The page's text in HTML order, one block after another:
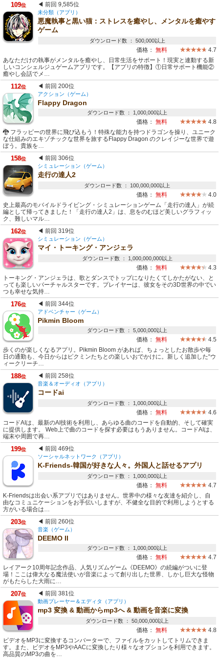
109位 ◀ 前回 9,585位
未分類（アプリ）
悪魔執事と黒い猫：ストレスを癒やし、メンタルを癒やす
ゲーム
ダウンロード数 ： 500,000以上
価格： 無料
4.7
あなただけの執事がメンタルを癒やし、日常生活をサポート！現実と連動する新
しいコンシェルジュゲームアプリです。【アプリの特徴】①日常サポート機能②
癒やし会話でメ…
112位 ◀ 前回 200位
アクション（ゲーム）
Flappy Dragon
ダウンロード数 ： 1,000,000以上
価格： 無料
4.8
🐉 フラッピーの世界に飛び込もう！特殊な能力を持つドラゴンを操り、ユニーク
な仕組みのエキゾチックな世界を旅するFlappy Dragon のクレイジーな世界で遊
ぼう。貴族を…
158位 ◀ 前回 306位
シミュレーション（ゲーム）
走行の達人2
ダウンロード数 ： 100,000,000以上
価格： 無料
4.0
史上最高のモバイルドライビング・シミュレーションゲーム「走行の達人」が続
編として帰ってきました！「走行の達人2」は、息をのむほど美しいグラフィッ
ク、難しいマル…
162位 ◀ 前回 319位
シミュレーション（ゲーム）
マイ・トーキング・アンジェラ
ダウンロード数 ： 1,000,000,000以上
価格： 無料
4.3
トーキング・アンジェラは、歌とダンスでトップになりたくてしかたがない、と
っても楽しいバーチャルスターです。プレイヤーは、彼女をその3D世界の中でい
つも幸せな気持…
176位 ◀ 前回 344位
アドベンチャー（ゲーム）
Pikmin Bloom
ダウンロード数 ： 5,000,000以上
価格： 無料
4.5
歩くのが楽しくなるアプリ。Pikmin Bloom があれば、ちょっとしたお散歩や毎
日の通勤も、今日からはピクミンたちとの楽しいおでかけに。新しく追加した“ウ
ィークリーチ…
188位 ◀ 前回 258位
音楽＆オーディオ（アプリ）
コードai
ダウンロード数 ： 1,000,000以上
価格： 無料
4.6
コードAIは、最新のAI技術を利用し、あらゆる曲のコードを自動的、そして確実
に提供します。 Web上で曲のコードを探す必要はもうありません。コードAIは、
端末や周囲で再…
199位 ◀ 前回 469位
ソーシャルネットワーク（アプリ）
K-Friends-韓国が好きな人々。外国人と話せるアプリ
ダウンロード数 ： 1,000,000以上
価格： 無料
4.7
K-Friendsは出会い系アプリではありません。世界中の様々な友達を紹介し、自
由なコミュニケーションをお手伝いしますが、不健全な目的で利用しようとする
方がいる場合は…
203位 ◀ 前回 260位
音楽（ゲーム）
DEEMO II
ダウンロード数 ： 1,000,000以上
価格： 無料
4.7
レイアーク10周年記念作品、人気リズムゲーム《DEEMO》の続編がついに登
場！ここは偉大なる魔法使いが音楽によって創り出した世界、しかし巨大な怪物
がもたらした大雨に…
207位 ◀ 前回 381位
動画プレーヤー＆エディタ（アプリ）
mp3 変換 & 動画からmp3へ & 動画を音楽に変換
ダウンロード数 ： 50,000,000以上
価格： 無料
4.8
ビデオをMP3に変換するコンバーターで、ファイルをカットしてトリムできま
す。また、ビデオをMP3やAACに変換したり様々なオプションを利用できます。
高品質のMP3の曲を…